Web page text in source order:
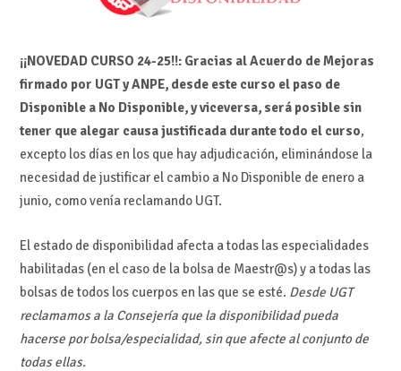
¡¡NOVEDAD CURSO 24-25!!: Gracias al Acuerdo de Mejoras
firmado por UGT y ANPE, desde este curso el paso de
Disponible a No Disponible, y viceversa, será posible sin
tener que alegar causa justificada durante todo el curso,
excepto los días en los que hay adjudicación, eliminándose la
necesidad de justificar el cambio a No Disponible de enero a
junio, como venía reclamando UGT.
El estado de disponibilidad afecta a todas las especialidades
habilitadas (en el caso de la bolsa de Maestr@s) y a todas las
bolsas de todos los cuerpos en las que se esté. Desde UGT
reclamamos a la Consejería que la disponibilidad pueda
hacerse por bolsa/especialidad, sin que afecte al conjunto de
todas ellas.